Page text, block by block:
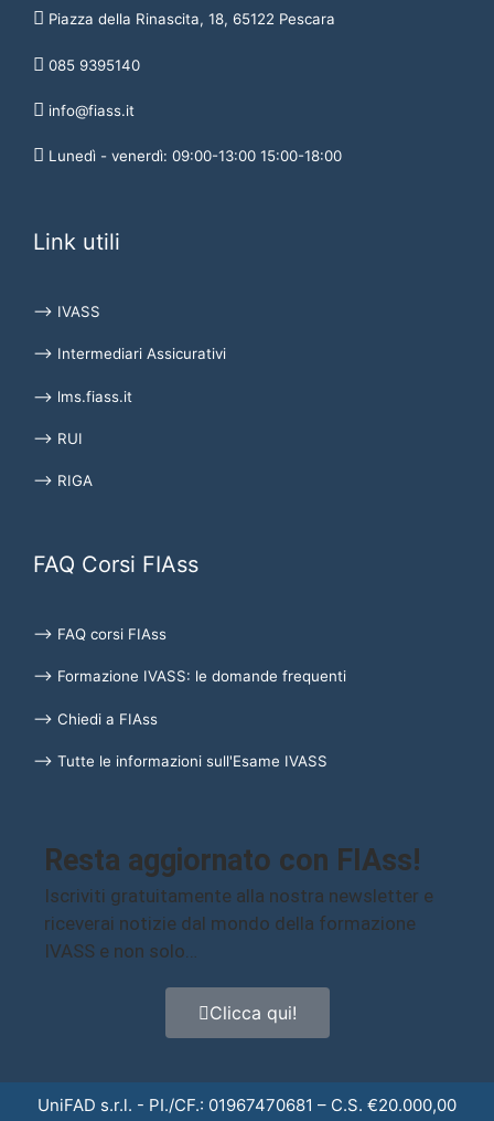
Piazza della Rinascita, 18, 65122 Pescara
085 9395140
info@fiass.it
Lunedì - venerdì: 09:00-13:00 15:00-18:00
Link utili
⟶ IVASS
⟶ Intermediari Assicurativi
⟶ lms.fiass.it
⟶ RUI
⟶ RIGA
FAQ Corsi FIAss
⟶ FAQ corsi FIAss
⟶ Formazione IVASS: le domande frequenti
⟶ Chiedi a FIAss
⟶ Tutte le informazioni sull'Esame IVASS
Resta aggiornato con FIAss!
Iscriviti gratuitamente alla nostra newsletter e
riceverai notizie dal mondo della formazione
IVASS e non solo…
Clicca qui!
UniFAD s.r.l. - PI./CF.: 01967470681 – C.S. €20.000,00